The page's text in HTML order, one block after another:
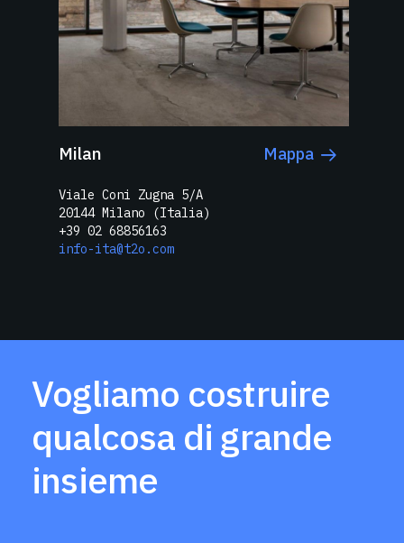
Milan Mappa
Viale Coni Zugna 5/A
20144 Milano (Italia)
+39 02 68856163
info-ita@t2o.com
Vogliamo costruire
qualcosa di grande
insieme